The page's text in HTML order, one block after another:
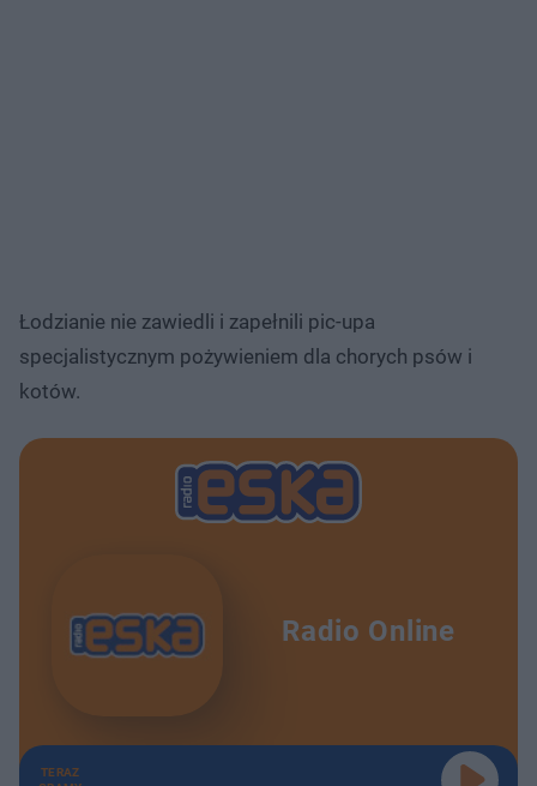
Łodzianie nie zawiedli i zapełnili pic-upa
specjalistycznym pożywieniem dla chorych psów i
kotów.
Radio Online
TERAZ